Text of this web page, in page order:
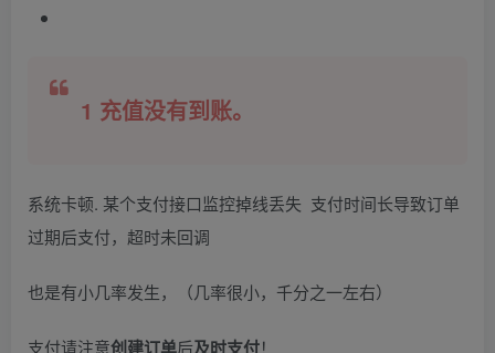
1 充值没有到账。
系统卡顿. 某个支付接口监控掉线丢失 支付时间长导致订单
过期后支付，超时未回调
也是有小几率发生，（几率很小，千分之一左右）
支付请注意创建订单后及时支付！